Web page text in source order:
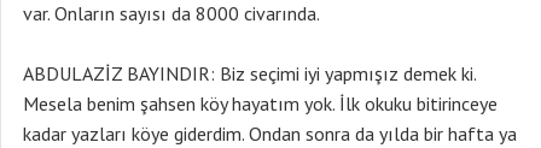
var. Onların sayısı da 8000 civarında.
ABDULAZİZ BAYINDIR: Biz seçimi iyi yapmışız demek ki.
Mesela benim şahsen köy hayatım yok. İlk okuku bitirinceye
kadar yazları köye giderdim. Ondan sonra da yılda bir hafta ya